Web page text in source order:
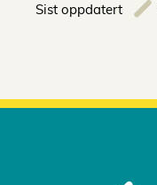
Sist oppdatert